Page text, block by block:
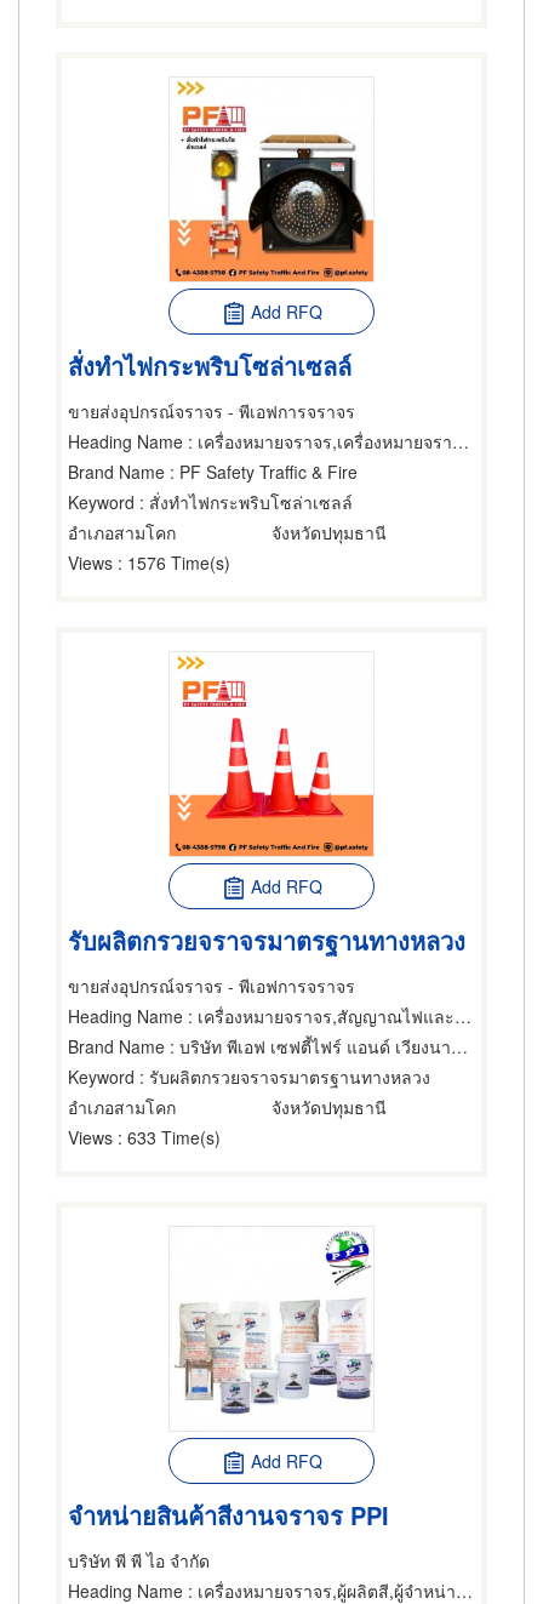
Add RFQ
สั่งทำไฟกระพริบโซล่าเซลล์
ขายส่งอุปกรณ์จราจร - พีเอฟการจราจร
Heading Name : เครื่องหมายจราจร,เครื่องหมายจราจร,สัญญาณไฟและอุปกรณ์จราจร
Brand Name : PF Safety Traffic & Fire
Keyword : สั่งทำไฟกระพริบโซล่าเซลล์
อำเภอสามโคก
จังหวัดปทุมธานี
Views : 1576 Time(s)
Add RFQ
รับผลิตกรวยจราจรมาตรฐานทางหลวง
ขายส่งอุปกรณ์จราจร - พีเอฟการจราจร
Heading Name : เครื่องหมายจราจร,สัญญาณไฟและอุปกรณ์จราจร,เครื่องหมายจราจร
Brand Name : บริษัท พีเอฟ เซฟตี้ไฟร์ แอนด์ เวียงนาคา จำกัด
Keyword : รับผลิตกรวยจราจรมาตรฐานทางหลวง
อำเภอสามโคก
จังหวัดปทุมธานี
Views : 633 Time(s)
Add RFQ
จำหน่ายสินค้าสีงานจราจร PPI
บริษัท พี พี ไอ จำกัด
Heading Name : เครื่องหมายจราจร,ผู้ผลิตสี,ผู้จำหน่ายและขายส่งสี